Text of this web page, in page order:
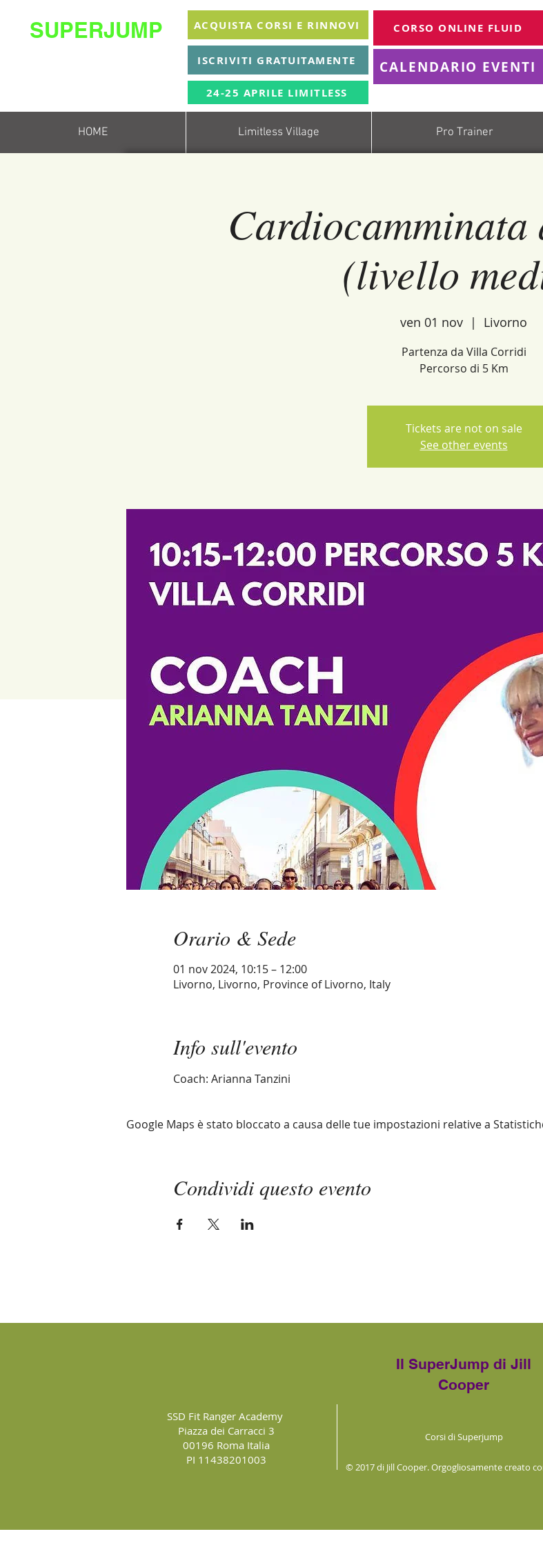
SUPERJUMP
HOME Limitless Village Pro Trainer
ACQUISTA CORSI E RINNOVI CORSO ONLINE FLUID
ISCRIVITI GRATUITAMENTE CALENDARIO EVENTI
24-25 APRILE LIMITLESS
(livello
ven 01 nov
  |
Livorno
Partenza da Villa Corridi
Percorso di 5 Km
Tickets are not on sale
See other events
Orario & Sede
01 nov 2024, 10:15 – 12:00
Livorno, Livorno, Province of Livorno, Italy
Info sull'evento
Coach: Arianna Tanzini
Google Maps è stato bloccato a causa delle tue impostazioni relative a
Condividi questo evento
Il SuperJump di Jill
Cooper
SSD Fit Ranger Academy
Piazza dei Carracci 3
00196 Roma Italia
PI 11438201003
Corsi di Superjump
© 2017 di Jill Cooper. Orgogliosamente creato